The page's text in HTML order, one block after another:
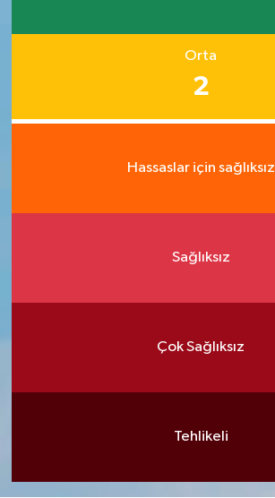
Orta
2
Hassaslar için sağlıksız
Sağlıksız
Çok Sağlıksız
Tehlikeli